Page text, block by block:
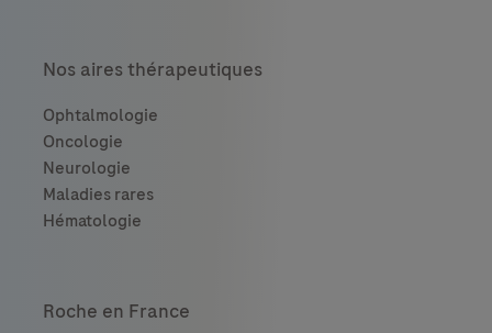
Nos aires thérapeutiques
Roche en France